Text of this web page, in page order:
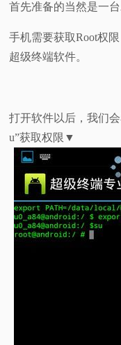
首先准备的当然是一台
手机需要获取Root权限
超级终端软件。
打开软件以后，我们
u”获取权限▼